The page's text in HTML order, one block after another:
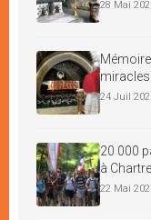
28 Mai
miracles
24 Juil
20 000
à
22 Mai